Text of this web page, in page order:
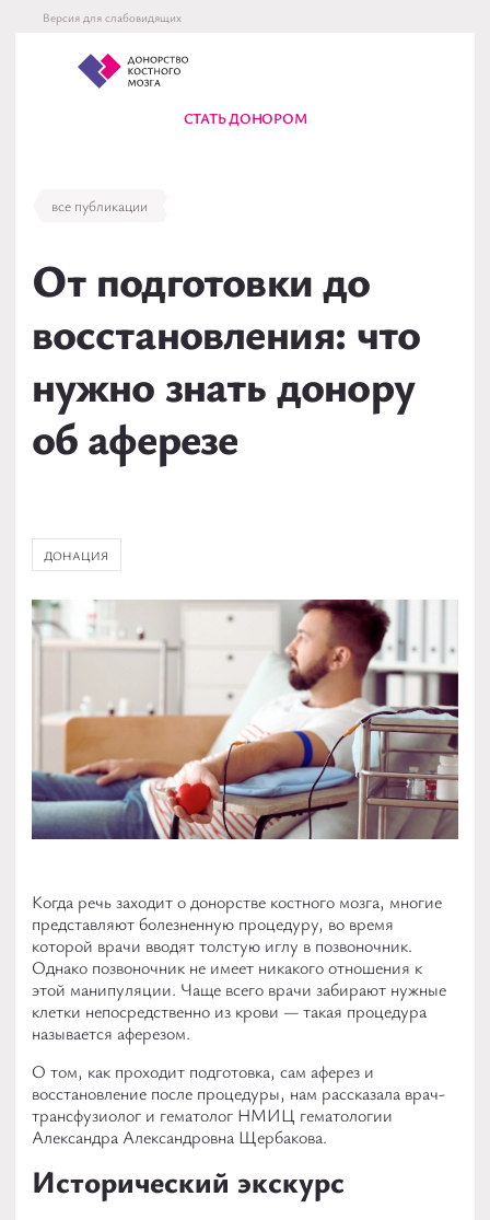
Версия для слабовидящих
Меню
Донорство костного мозга
СТАТЬ ДОНОРОМ
все публикации
От подготовки до
восстановления: что
нужно знать донору
об аферезе
ДОНАЦИЯ
Когда речь заходит о донорстве костного мозга, многие
представляют болезненную процедуру, во время
которой врачи вводят толстую иглу в позвоночник.
Однако позвоночник не имеет никакого отношения к
этой манипуляции. Чаще всего врачи забирают нужные
клетки непосредственно из крови — такая процедура
называется аферезом.
О том, как проходит подготовка, сам аферез и
восстановление после процедуры, нам рассказала врач-
трансфузиолог и гематолог НМИЦ гематологии
Александра Александровна Щербакова.
Исторический экскурс